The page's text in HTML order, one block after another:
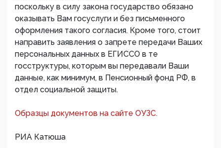
поскольку в силу закона государство обязано
оказывать Вам госуслуги и без письменного
оформления такого согласия. Кроме того, стоит
направить заявления о запрете передачи Ваших
персональных данных в ЕГИССО в те
госструктуры, которым вы передавали Ваши
данные, как минимум, в Пенсионный фонд РФ, в
отдел социальной защиты.
Образцы документов на сайте ОУЗС.
РИА Катюша